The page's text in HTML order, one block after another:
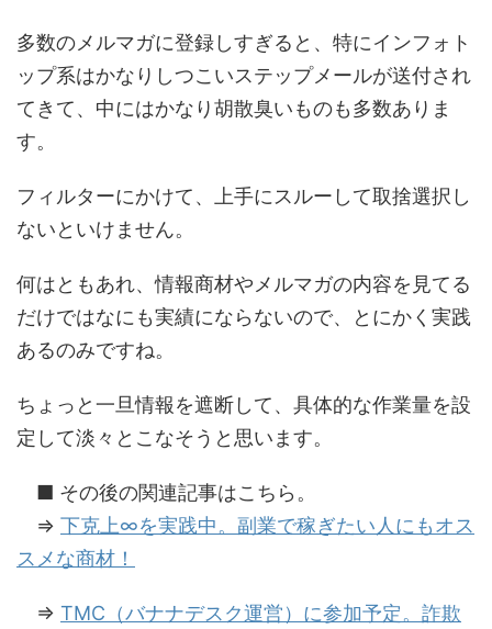
多数のメルマガに登録しすぎると、特にインフォト
ップ系はかなりしつこいステップメールが送付され
てきて、中にはかなり胡散臭いものも多数ありま
す。
フィルターにかけて、上手にスルーして取捨選択し
ないといけません。
何はともあれ、情報商材やメルマガの内容を見てる
だけではなにも実績にならないので、とにかく実践
あるのみですね。
ちょっと一旦情報を遮断して、具体的な作業量を設
定して淡々とこなそうと思います。
■ その後の関連記事はこちら。
⇒ 下克上∞を実践中。副業で稼ぎたい人にもオス
スメな商材！
⇒ TMC（バナナデスク運営）に参加予定。詐欺